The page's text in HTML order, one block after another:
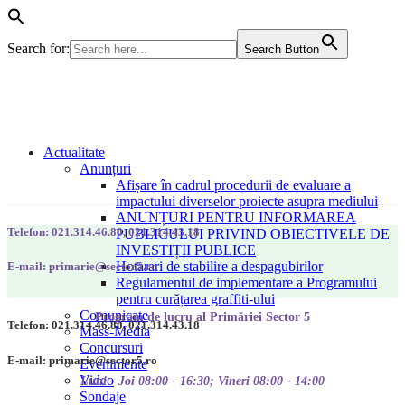
Search for: Search Button
Actualitate
Anunțuri
Afișare în cadrul procedurii de evaluare a
impactului diverselor proiecte asupra mediului
ANUNȚURI PENTRU INFORMAREA
PUBLICULUI PRIVIND OBIECTIVELE DE
INVESTIȚII PUBLICE
Hotarari de stabilire a despagubirilor
Regulamentul de implementare a Programului
pentru curățarea graffiti-ului
Comunicate
Mass-Media
Concursuri
Evenimente
Video
Sondaje
Telefon: 021.314.46.80, 021.314.43.18
E-mail: primarie@sector5.ro
Program de lucru al Primăriei Sector 5
Luni - Joi 08:00 - 16:30; Vineri 08:00 - 14:00
Telefon: 021.314.46.80, 021.314.43.18
E-mail: primarie@sector5.ro